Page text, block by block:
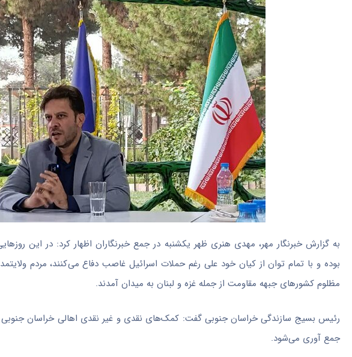
به گزارش خبرنگار مهر، مهدی هنری ظهر یکشنبه در جمع خبرنگاران اظهار کرد: در این
بوده و با تمام توان از کیان خود علی رغم حملات اسرائیل غاصب دفاع می‌کنند، مردم
مظلوم کشورهای جبهه مقاومت از جمله غزه و لبنان به میدان آمدند.
رئیس بسیج سازندگی خراسان جنوبی گفت: کمک‌های نقدی و غیر نقدی اهالی خراسان
جمع آوری می‌شود.